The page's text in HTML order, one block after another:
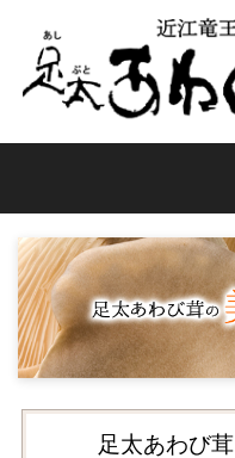
足太あわび